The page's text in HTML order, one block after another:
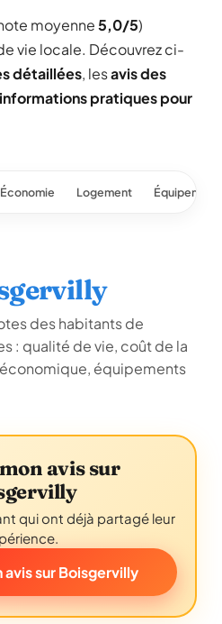
moyenne5,0/5)
vie locale. Découvrez ci-
détaillées, lesavis des
informations pratiques pour
Économie Logement
des habitants de
: qualité de vie, coût de la
équipements
avis sur
qui ont déjà partagé leur
avis sur Boisgervilly